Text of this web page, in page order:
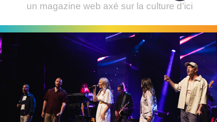
un magazine web axé sur la culture d’ici